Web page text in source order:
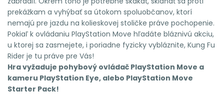
prekážkam a vyhýbať sa útokom spoluobčanov, ktorí
nemajú pre jazdu na kolieskovej stoličke práve pochopenie.
Pokiaľ k ovládaniu PlayStation Move hľadáte bláznivú akciu,
u ktorej sa zasmejete, i poriadne fyzicky vybláznite, Kung Fu
Rider je tu práve pre Vás!
Hra vyžaduje pohybový ovládač PlayStation Move a
kameru PlayStation Eye, alebo PlayStation Move
Starter Pack!